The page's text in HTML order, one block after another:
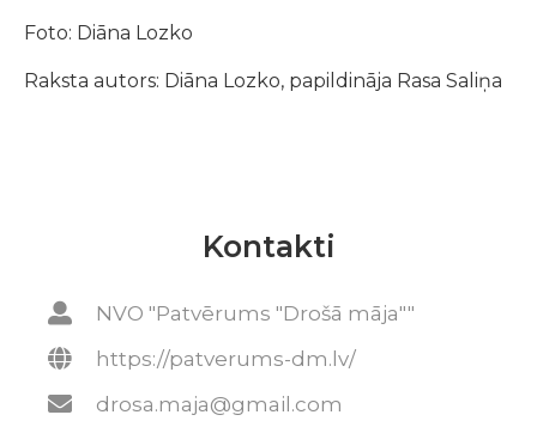
Foto: Diāna Lozko
Raksta autors: Diāna Lozko, papildināja Rasa Saliņa
Kontakti
NVO "Patvērums "Drošā māja""
https://patverums-dm.lv/
drosa.maja@gmail.com